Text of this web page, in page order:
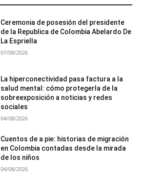
Ceremonia de posesión del presidente
de la Republica de Colombia Abelardo De
La Espriella
07/08/2026
La hiperconectividad pasa factura a la
salud mental: cómo protegerla de la
sobreexposición a noticias y redes
sociales
04/08/2026
Cuentos de a pie: historias de migración
en Colombia contadas desde la mirada
de los niños
04/08/2026